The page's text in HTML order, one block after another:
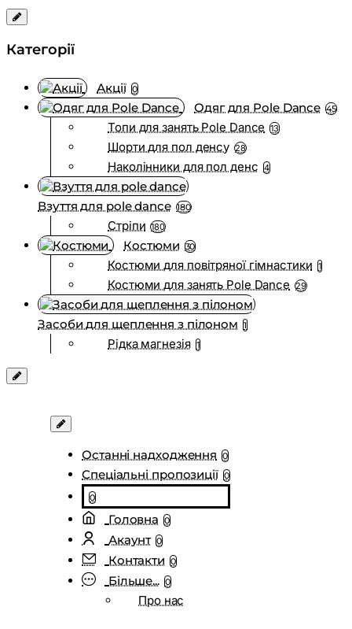
Категорії
Акції 0
Одяг для Pole Dance 45
Топи для занять Pole Dance 13
Шорти для пол денсу 28
Наколінники для пол денс 4
Взуття для pole dance 180
Стріпи 180
Костюми 30
Костюми для повітряної гімнастики 1
Костюми для занять Pole Dance 29
Засоби для щеплення з пілоном 1
Рідка магнезія 1
Останні надходження 0
Спеціальні пропозиції 0
0
Головна 0
Акаунт 0
Контакти 0
Більше... 0
Про нас